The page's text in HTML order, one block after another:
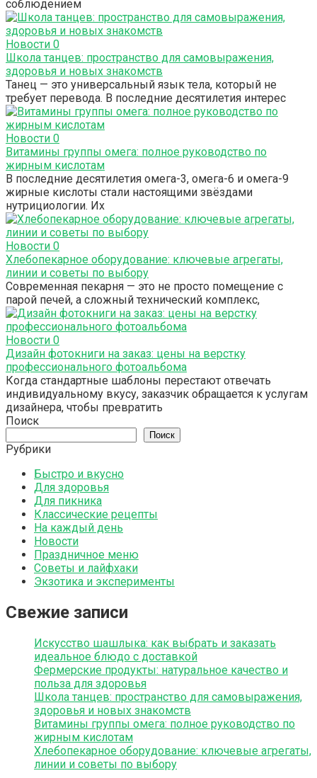
соблюдением
Новости 0
Школа танцев: пространство для самовыражения,
здоровья и новых знакомств
Танец — это универсальный язык тела, который не
требует перевода. В последние десятилетия интерес
Новости 0
Витамины группы омега: полное руководство по
жирным кислотам
В последние десятилетия омега-3, омега-6 и омега-9
жирные кислоты стали настоящими звёздами
нутрициологии. Их
Новости 0
Хлебопекарное оборудование: ключевые агрегаты,
линии и советы по выбору
Современная пекарня — это не просто помещение с
парой печей, а сложный технический комплекс,
Новости 0
Дизайн фотокниги на заказ: цены на верстку
профессионального фотоальбома
Когда стандартные шаблоны перестают отвечать
индивидуальному вкусу, заказчик обращается к услугам
дизайнера, чтобы превратить
Поиск
Поиск
Рубрики
Быстро и вкусно
Для здоровья
Для пикника
Классические рецепты
На каждый день
Новости
Праздничное меню
Советы и лайфхаки
Экзотика и эксперименты
Свежие записи
Искусство шашлыка: как выбрать и заказать
идеальное блюдо с доставкой
Фермерские продукты: натуральное качество и
польза для здоровья
Школа танцев: пространство для самовыражения,
здоровья и новых знакомств
Витамины группы омега: полное руководство по
жирным кислотам
Хлебопекарное оборудование: ключевые агрегаты,
линии и советы по выбору